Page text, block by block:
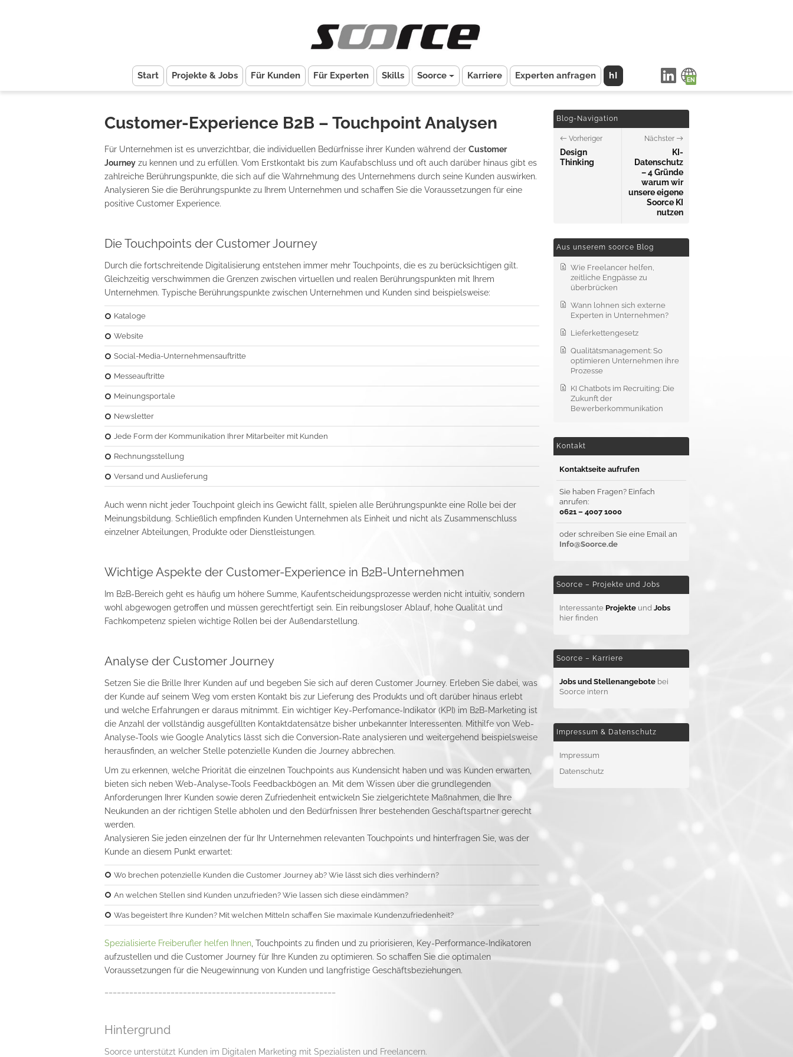
Start Projekte & Jobs Für Kunden Für Experten Skills Soorce Karriere Experten anfragen hI
Customer-Experience B2B – Touchpoint Analysen
Für Unternehmen ist es unverzichtbar, die individuellen Bedürfnisse ihrer Kunden während der Customer
Journeyzu kennen und zu erfüllen. Vom Erstkontakt bis zum Kaufabschluss und oft auch darüber hinaus gibt es
zahlreiche Berührungspunkte, die sich auf die Wahrnehmung des Unternehmens durch seine Kunden auswirken.
Analysieren Sie die Berührungspunkte zu Ihrem Unternehmen und schaffen Sie die Voraussetzungen für eine
positive Customer Experience.
Die Touchpoints der Customer Journey
Durch die fortschreitende Digitalisierung entstehen immer mehr Touchpoints, die es zu berücksichtigen gilt.
Gleichzeitig verschwimmen die Grenzen zwischen virtuellen und realen Berührungspunkten mit Ihrem
Unternehmen. Typische Berührungspunkte zwischen Unternehmen und Kunden sind beispielsweise:
Kataloge
Website
Social-Media-Unternehmensauftritte
Messeauftritte
Meinungsportale
Newsletter
Jede Form der Kommunikation Ihrer Mitarbeiter mit Kunden
Rechnungsstellung
Versand und Auslieferung
Auch wenn nicht jeder Touchpoint gleich ins Gewicht fällt, spielen alle Berührungspunkte eine Rolle bei der
Meinungsbildung. Schließlich empfinden Kunden Unternehmen als Einheit und nicht als Zusammenschluss
einzelner Abteilungen, Produkte oder Dienstleistungen.
Wichtige Aspekte der Customer-Experience in B2B-Unternehmen
Im B2B-Bereich geht es häufig um höhere Summe, Kaufentscheidungsprozesse werden nicht intuitiv, sondern
wohl abgewogen getroffen und müssen gerechtfertigt sein. Ein reibungsloser Ablauf, hohe Qualität und
Fachkompetenz spielen wichtige Rollen bei der Außendarstellung.
Analyse der Customer Journey
Setzen Sie die Brille Ihrer Kunden auf und begeben Sie sich auf deren Customer Journey. Erleben Sie dabei, was
der Kunde auf seinem Weg vom ersten Kontakt bis zur Lieferung des Produkts und oft darüber hinaus erlebt
und welche Erfahrungen er daraus mitnimmt. Ein wichtiger Key-Perfomance-Indikator (KPI) im B2B-Marketing ist
die Anzahl der vollständig ausgefüllten Kontaktdatensätze bisher unbekannter Interessenten. Mithilfe von Web-
Analyse-Tools wie Google Analytics lässt sich die Conversion-Rate analysieren und weitergehend beispielsweise
herausfinden, an welcher Stelle potenzielle Kunden die Journey abbrechen.
Um zu erkennen, welche Priorität die einzelnen Touchpoints aus Kundensicht haben und was Kunden erwarten,
bieten sich neben Web-Analyse-Tools Feedbackbögen an. Mit dem Wissen über die grundlegenden
Anforderungen Ihrer Kunden sowie deren Zufriedenheit entwickeln Sie zielgerichtete Maßnahmen, die Ihre
Neukunden an der richtigen Stelle abholen und den Bedürfnissen Ihrer bestehenden Geschäftspartner gerecht
werden.
Analysieren Sie jeden einzelnen der für Ihr Unternehmen relevanten Touchpoints und hinterfragen Sie, was der
Kunde an diesem Punkt erwartet:
Wo brechen potenzielle Kunden die Customer Journey ab? Wie lässt sich dies verhindern?
An welchen Stellen sind Kunden unzufrieden? Wie lassen sich diese eindämmen?
Was begeistert Ihre Kunden? Mit welchen Mitteln schaffen Sie maximale Kundenzufriedenheit?
Spezialisierte Freiberufler helfen Ihnen, Touchpoints zu finden und zu priorisieren, Key-Performance-Indikatoren
aufzustellen und die Customer Journey für Ihre Kunden zu optimieren. So schaffen Sie die optimalen
Voraussetzungen für die Neugewinnung von Kunden und langfristige Geschäftsbeziehungen.
Hintergrund
Soorce unterstützt Kunden im Digitalen Marketing mit Spezialisten und Freelancern.
Blog-Navigation
Vorheriger
Design
Thinking
Nächster
KI-
Datenschutz
– 4 Gründe
warum wir
unsere eigene
Soorce KI
nutzen
Aus unserem soorce Blog
Wie Freelancer helfen,
zeitliche Engpässe zu
überbrücken
Wann lohnen sich externe
Experten in Unternehmen?
Lieferkettengesetz
Qualitätsmanagement: So
optimieren Unternehmen ihre
Prozesse
KI Chatbots im Recruiting: Die
Zukunft der
Bewerberkommunikation
Kontakt
Kontaktseite aufrufen
Sie haben Fragen? Einfach
anrufen:
0621 – 4007 1000
oder schreiben Sie eine Email an
Info@Soorce.de
Soorce – Projekte und Jobs
Interessante Projekteund Jobs
hier finden
Soorce – Karriere
Jobs und Stellenangebote bei
Soorce intern
Impressum & Datenschutz
Impressum
Datenschutz